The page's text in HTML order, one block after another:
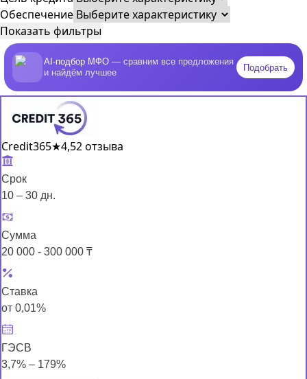
Обеспечение
Показать фильтры
AI-подбор МФО — сравним все предложения
и найдём лучшее
Подобрать
Credit365★4,52 отзыва
Срок
10 – 30 дн.
Сумма
20 000 - 300 000 ₸
Ставка
от 0,01%
ГЭСВ
3,7% – 179%